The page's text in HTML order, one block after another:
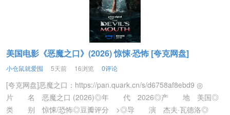
美国电影《恶魔之口》(2026) 惊悚·恐怖 [夸克网盘]
小仓鼠就爱囤 5天前 16浏览 0评论
[夸克网盘]恶魔之口：https://pan.quark.cn/s/d6758af8ebd9 ◎
片 名 恶魔之口 (2026)◎年 代 2026◎产 地 美国◎
类 别 惊悚/恐怖◎豆瓣评分 >◎导 演 杰夫·瓦德洛◎